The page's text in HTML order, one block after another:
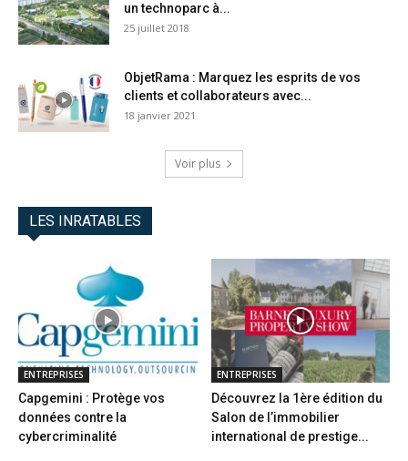
un technoparc à...
25 juillet 2018
ObjetRama : Marquez les esprits de vos
clients et collaborateurs avec...
18 janvier 2021
Voir plus
LES INRATABLES
ENTREPRISES
Capgemini : Protège vos
données contre la
cybercriminalité
ENTREPRISES
Découvrez la 1ère édition du
Salon de l’immobilier
international de prestige...